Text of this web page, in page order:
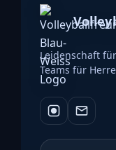
Leidenschaft
Teams für